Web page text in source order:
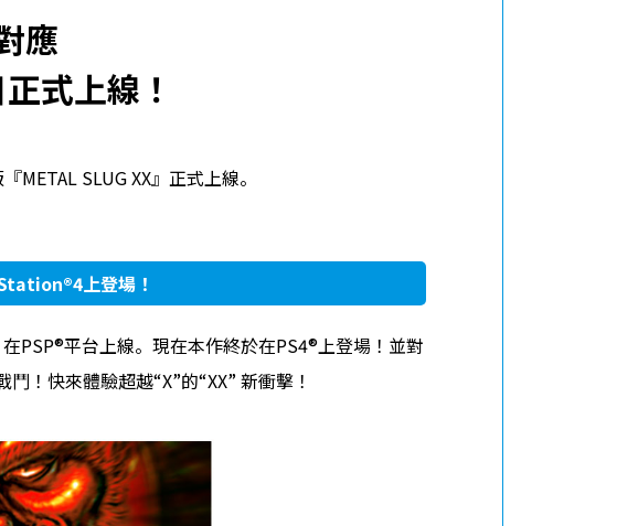
應
式上線！
SLUG XX』正式上線。
上登場！
PSP®平台上線。現在本作終於在PS4®上登場！並對
！快來體驗超越“X”的“XX” 新衝擊！